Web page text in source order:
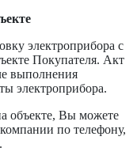
электроприбора с
Покупателя. Акт
выполнения
электроприбора.
объекте, Вы можете
по телефону,
.